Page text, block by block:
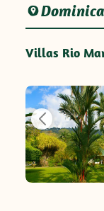
Villas Rio